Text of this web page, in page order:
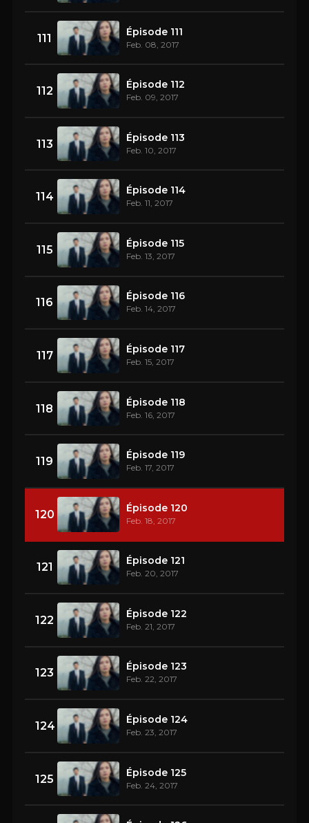
111 Épisode 111
Feb. 08, 2017
112 Épisode 112
Feb. 09, 2017
113 Épisode 113
Feb. 10, 2017
114 Épisode 114
Feb. 11, 2017
115 Épisode 115
Feb. 13, 2017
116 Épisode 116
Feb. 14, 2017
117 Épisode 117
Feb. 15, 2017
118 Épisode 118
Feb. 16, 2017
119 Épisode 119
Feb. 17, 2017
120 Épisode 120
Feb. 18, 2017
121 Épisode 121
Feb. 20, 2017
122 Épisode 122
Feb. 21, 2017
123 Épisode 123
Feb. 22, 2017
124 Épisode 124
Feb. 23, 2017
125 Épisode 125
Feb. 24, 2017